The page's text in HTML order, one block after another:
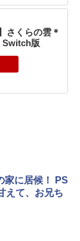
さくらの雲＊
Switch版
家に居候！ PS
えて、お兄ち